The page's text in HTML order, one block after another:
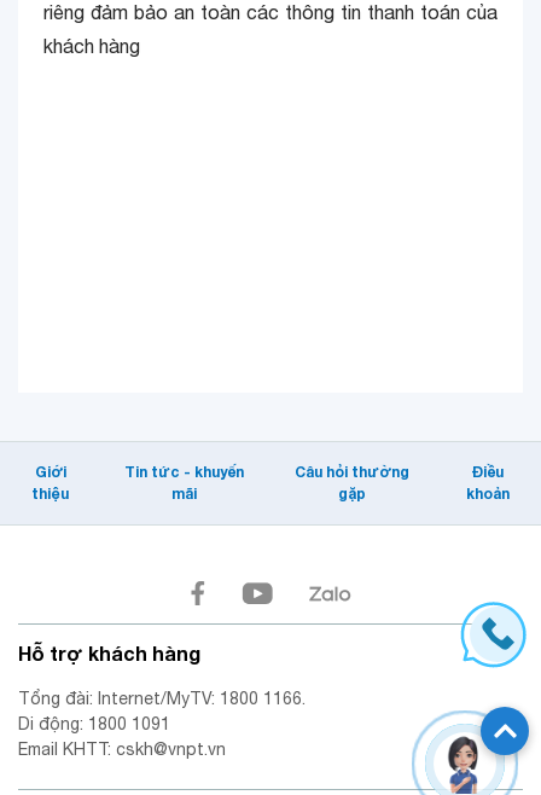
riêng đảm bảo an toàn các thông tin thanh toán của
khách hàng
Giới
thiệu
Tin tức - khuyến
mãi
Câu hỏi thường
gặp
Điều
khoản
Hỗ trợ khách hàng
Tổng đài: Internet/MyTV: 1800 1166.
Di động: 1800 1091
Email KHTT: cskh@vnpt.vn